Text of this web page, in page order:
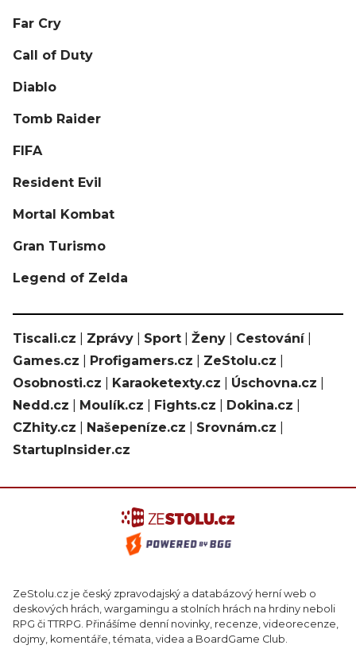
Far Cry
Call of Duty
Diablo
Tomb Raider
FIFA
Resident Evil
Mortal Kombat
Gran Turismo
Legend of Zelda
Tiscali.cz Zprávy Sport Ženy Cestování|
Games.cz
Profigamers.cz ZeStolu.cz
Osobnosti.cz
Karaoketexty.cz Úschovna.cz
Nedd.cz
Moulík.cz Fights.cz Dokina.cz
CZhity.cz
Našepeníze.cz Srovnám.cz
StartupInsider.cz
ZeStolu.cz je český zpravodajský a databázový herní web o
deskových hrách, wargamingu a stolních hrách na hrdiny neboli
RPG či TTRPG. Přinášíme denní novinky, recenze, videorecenze,
dojmy, komentáře, témata, videa a BoardGame Club.